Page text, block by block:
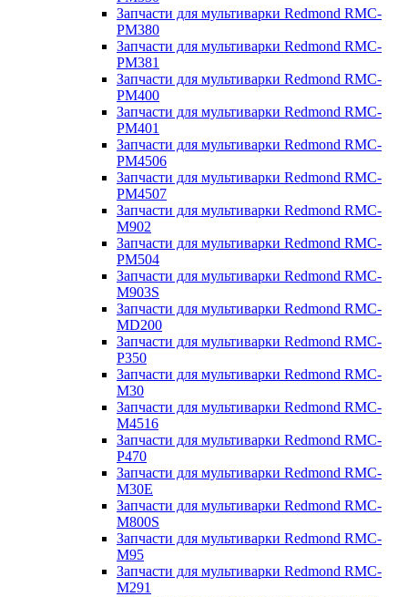
Запчасти для мультиварки Redmond RMC-
PM380
Запчасти для мультиварки Redmond RMC-
PM381
Запчасти для мультиварки Redmond RMC-
PM400
Запчасти для мультиварки Redmond RMC-
PM401
Запчасти для мультиварки Redmond RMC-
PM4506
Запчасти для мультиварки Redmond RMC-
PM4507
Запчасти для мультиварки Redmond RMC-
M902
Запчасти для мультиварки Redmond RMC-
PM504
Запчасти для мультиварки Redmond RMC-
M903S
Запчасти для мультиварки Redmond RMC-
MD200
Запчасти для мультиварки Redmond RMC-
P350
Запчасти для мультиварки Redmond RMC-
M30
Запчасти для мультиварки Redmond RMC-
M4516
Запчасти для мультиварки Redmond RMC-
P470
Запчасти для мультиварки Redmond RMC-
M30E
Запчасти для мультиварки Redmond RMC-
M800S
Запчасти для мультиварки Redmond RMC-
M95
Запчасти для мультиварки Redmond RMC-
M291